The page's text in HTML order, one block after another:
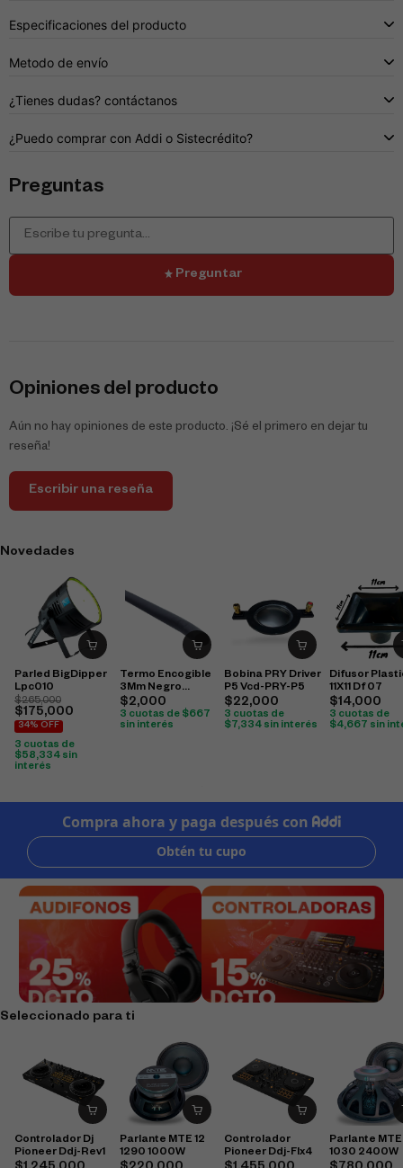
Especificaciones del producto
Metodo de envío
¿Tienes dudas? contáctanos
¿Puedo comprar con Addi o Sistecrédito?
Preguntas
Preguntar
Opiniones del producto
Aún no hay opiniones de este producto. ¡Sé el primero en dejar tu
reseña!
Escribir una reseña
Novedades
Parled BigDipper
Lpc010
$265,000
$175,000
34% OFF
3 cuotas de
$58,334 sin
interés
Termo Encogible
3Mm Negro
Delgado Por
Metro
$2,000
3 cuotas de $667
sin interés
Bobina PRY Driver
P5 Vcd-PRY-P5
$22,000
3 cuotas de
$ 7,334 sin interés
Difusor
11X11 Df 07
$14,000
3 cuotas de
$4,667 sin
Seleccionado para ti
Controlador Dj
Pioneer Ddj-Rev1
Parlante MTE 12
1290 1000W
Controlador
Pioneer Ddj-Flx4
Parlante MTE
1030 2400W